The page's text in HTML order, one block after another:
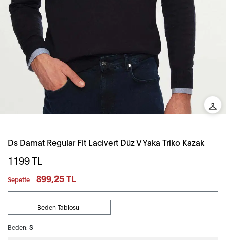
Ds Damat Regular Fit Lacivert Düz V Yaka Triko Kazak
1199TL
Sepette 899,25 TL
Beden: S
Beden Tablosu